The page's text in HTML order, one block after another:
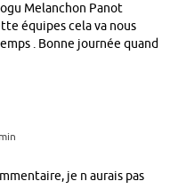
Melanchon Panot
équipes cela va nous
. Bonne journée quand
je n aurais pas